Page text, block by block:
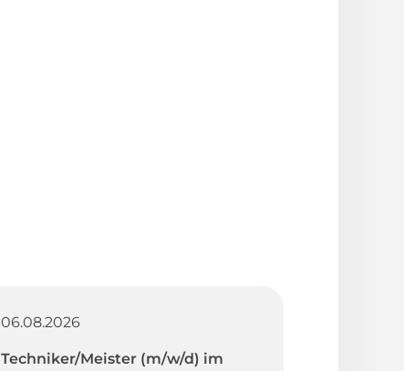
06.08.2026
Techniker/Meister (m/w/d) im